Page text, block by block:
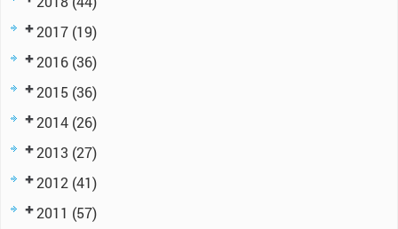
2017 (19)
2016 (36)
2015 (36)
2014 (26)
2013 (27)
2012 (41)
2011 (57)